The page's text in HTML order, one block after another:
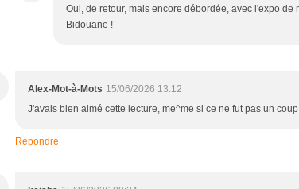
Oui, de retour, mais encore débordée, avec l'expo de
Bidouane !
Alex-Mot-à-Mots 15/06/2026 13:12
J'avais bien aimé cette lecture, me^me si ce ne fut pas un
Répondre